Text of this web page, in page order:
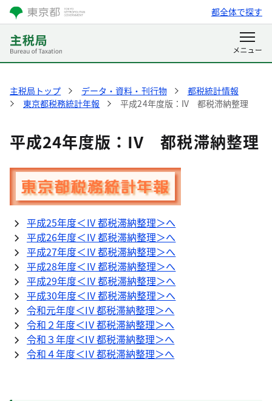
都全体で探す
主税局トップ データ・資料・刊行物
都税統計情報
東京都税務統計年報
平成24年度版：IV 都税滞納整理
平成24年度版：IV 都税滞納整理
平成25年度＜IV 都税滞納整理＞へ
平成26年度＜IV 都税滞納整理＞へ
平成27年度＜IV 都税滞納整理＞へ
平成28年度＜IV 都税滞納整理＞へ
平成29年度＜IV 都税滞納整理＞へ
平成30年度＜IV 都税滞納整理＞へ
令和元年度＜IV 都税滞納整理＞へ
令和２年度＜IV 都税滞納整理＞へ
令和３年度＜IV 都税滞納整理＞へ
令和４年度＜IV 都税滞納整理＞へ